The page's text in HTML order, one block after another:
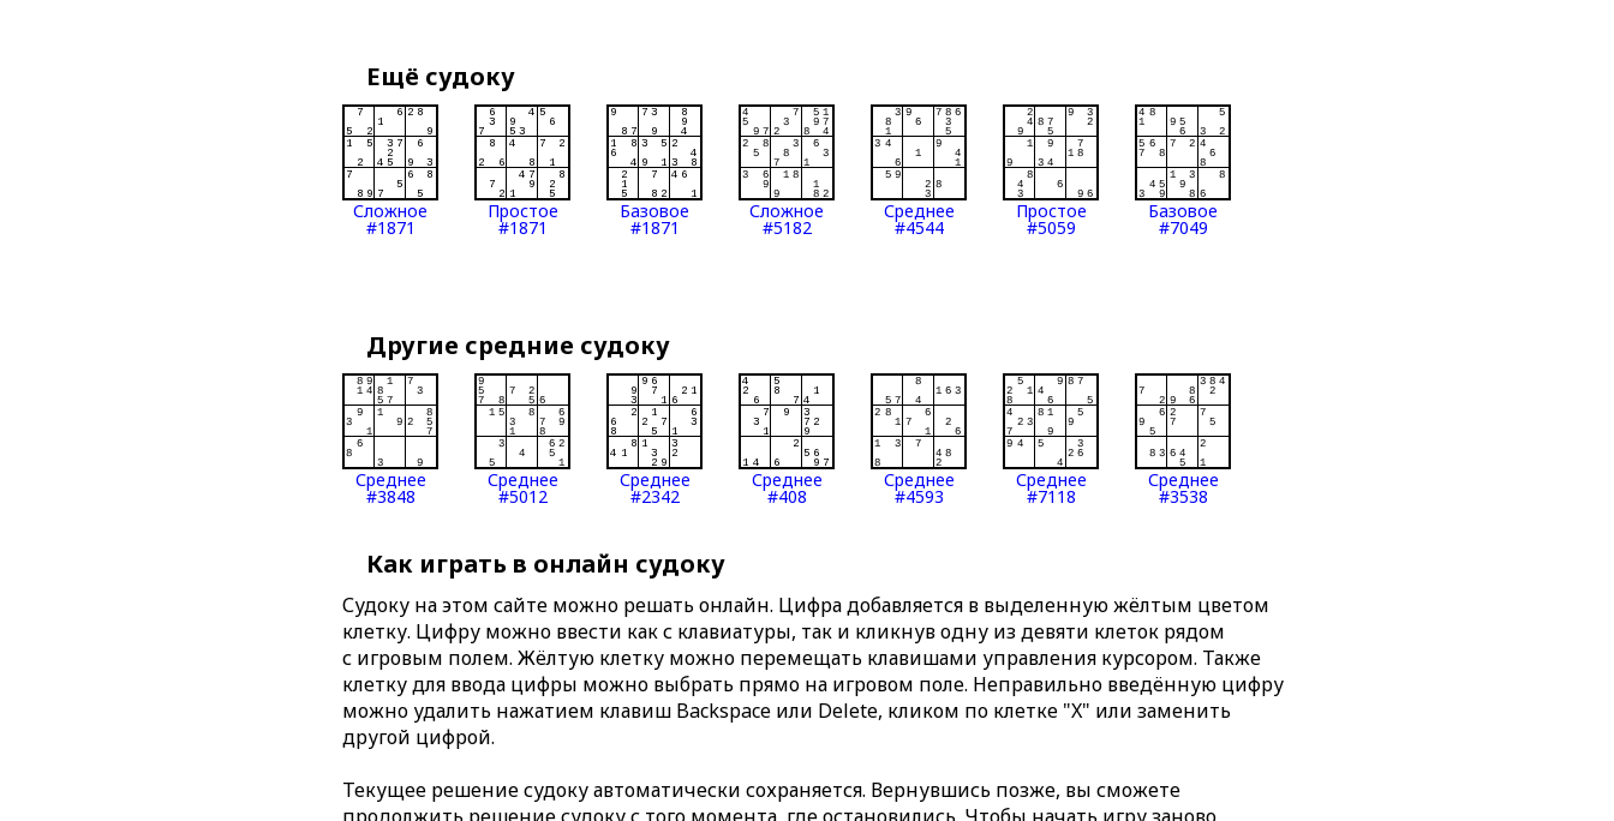
Ещё судоку
Сложное
#1871
Простое
#1871
Базовое
#1871
Сложное
#5182
Среднее
#4544
Простое
#5059
Базовое
#7049
Другие средние судоку
Среднее
#3848
Среднее
#5012
Среднее
#2342
Среднее
#408
Среднее
#4593
Среднее
#7118
Среднее
#3538
Как играть в онлайн судоку
Судоку на этом сайте можно решать онлайн. Цифра добавляется в выделенную жёлтым цветом
клетку. Цифру можно ввести как с клавиатуры, так и кликнув одну из девяти клеток рядом
с игровым полем. Жёлтую клетку можно перемещать клавишами управления курсором. Также
клетку для ввода цифры можно выбрать прямо на игровом поле. Неправильно введённую цифру
можно удалить нажатием клавиш Backspace или Delete, кликом по клетке "X" или заменить
другой цифрой.
Текущее решение судоку автоматически сохраняется. Вернувшись позже, вы сможете